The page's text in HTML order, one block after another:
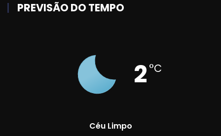
PREVISÃO DO TEMPO
2 °C
Céu Limpo